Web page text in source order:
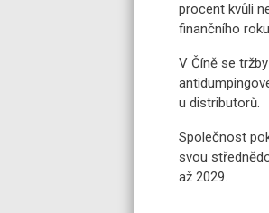
procent kvůli
finančního
V Číně se
u distributorů.
Společnost
svou
až 2029.